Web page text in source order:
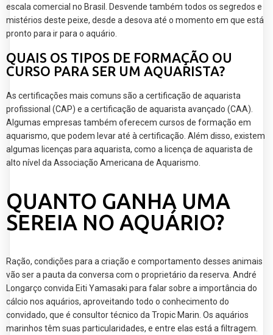
escala comercial no Brasil. Desvende também todos os segredos e
mistérios deste peixe, desde a desova até o momento em que está
pronto para ir para o aquário.
QUAIS OS TIPOS DE FORMAÇÃO OU
CURSO PARA SER UM AQUARISTA?
As certificações mais comuns são a certificação de aquarista
profissional (CAP) e a certificação de aquarista avançado (CAA).
Algumas empresas também oferecem cursos de formação em
aquarismo, que podem levar até à certificação. Além disso, existem
algumas licenças para aquarista, como a licença de aquarista de
alto nível da Associação Americana de Aquarismo.
QUANTO GANHA UMA
SEREIA NO AQUÁRIO?
Ração, condições para a criação e comportamento desses animais
vão ser a pauta da conversa com o proprietário da reserva. André
Longarço convida Eiti Yamasaki para falar sobre a importância do
cálcio nos aquários, aproveitando todo o conhecimento do
convidado, que é consultor técnico da Tropic Marin. Os aquários
marinhos têm suas particularidades, e entre elas está a filtragem.